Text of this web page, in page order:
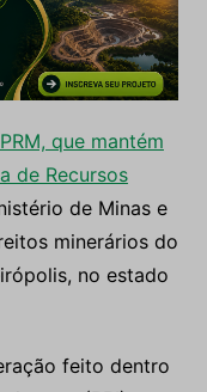
que mantém
de Recursos
de Minas e
minerários do
no estado
feito dentro